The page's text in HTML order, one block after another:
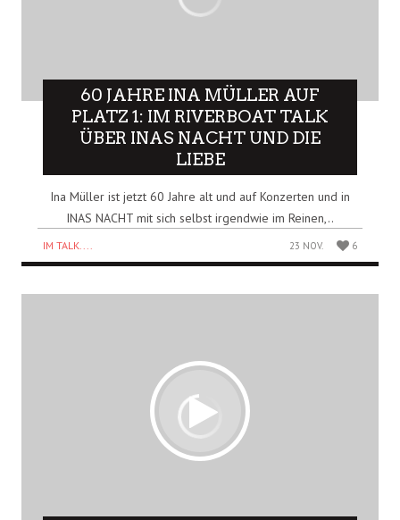
60 JAHRE INA MÜLLER AUF
PLATZ 1: IM RIVERBOAT TALK
ÜBER INAS NACHT UND DIE
LIEBE
Ina Müller ist jetzt 60 Jahre alt und auf Konzerten und in
INAS NACHT mit sich selbst irgendwie im Reinen,..
IM TALK.... 23 NOV. 6